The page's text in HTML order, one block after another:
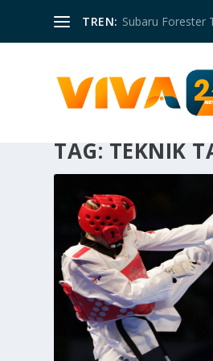
TREN: Subaru Forester
TAG: TEKNIK